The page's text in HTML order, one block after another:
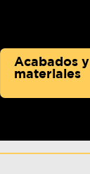
Acabados y
materiales